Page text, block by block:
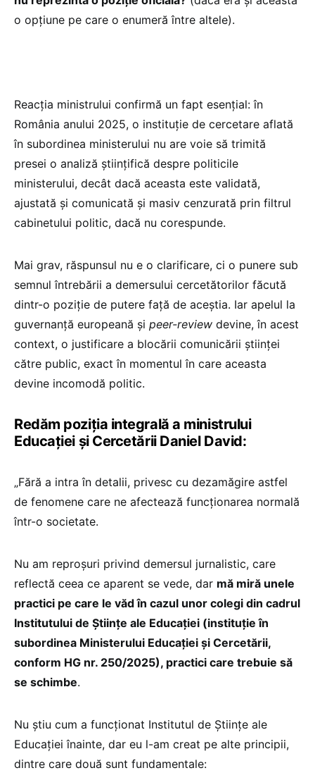
o opțiune pe care o enumeră între altele).
Reacția ministrului confirmă un fapt esențial: în
România anului 2025, o instituție de cercetare aflată
în subordinea ministerului nu are voie să trimită
presei o analiză științifică despre politicile
ministerului, decât dacă aceasta este validată,
ajustată și comunicată și masiv cenzurată prin filtrul
cabinetului politic, dacă nu corespunde.
Mai grav, răspunsul nu e o clarificare, ci o punere sub
semnul întrebării a demersului cercetătorilor făcută
dintr-o poziție de putere față de aceștia. Iar apelul la
guvernanță europeană și peer-review devine, în acest
context, o justificare a blocării comunicării științei
către public, exact în momentul în care aceasta
devine incomodă politic.
Redăm poziția integrală a ministrului
Educației și Cercetării Daniel David:
„Fără a intra în detalii, privesc cu dezamăgire astfel
de fenomene care ne afectează funcționarea normală
într-o societate.
Nu am reproșuri privind demersul jurnalistic, care
reflectă ceea ce aparent se vede, dar mă miră unele
practici pe care le văd în cazul unor colegi din cadrul
Institutului de Științe ale Educației (instituție în
subordinea Ministerului Educației și Cercetării,
conform HG nr. 250/2025), practici care trebuie să
se schimbe.
Nu știu cum a funcționat Institutul de Științe ale
Educației înainte, dar eu l-am creat pe alte principii,
dintre care două sunt fundamentale: